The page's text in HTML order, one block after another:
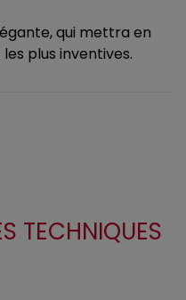
qui mettra en
plus inventives.
TECHNIQUES